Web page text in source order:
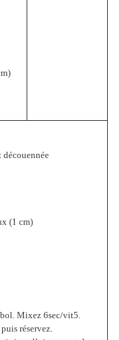
découennée
(1 cm)
bol. Mixez 6sec/vit5.
réservez.